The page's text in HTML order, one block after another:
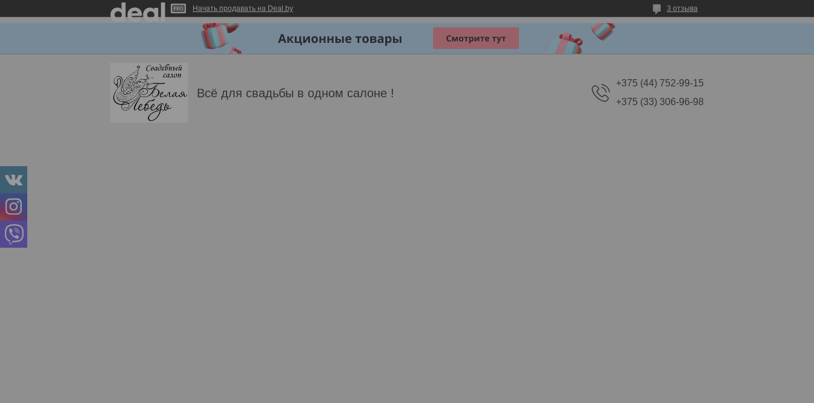
Начать продавать на Deal.by 3 отзыва
Всё для свадьбы в одном салоне !
+375 (44) 752-99-15
+375 (33) 306-96-98